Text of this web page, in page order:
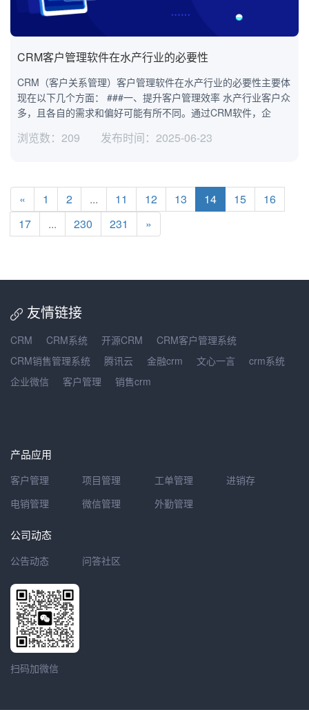
CRM客户管理软件在水产行业的必要性
CRM（客户关系管理）客户管理软件在水产行业的必要性主要体
现在以下几个方面： ###一、提升客户管理效率 水产行业客户众
多，且各自的需求和偏好可能有所不同。通过CRM软件，企
浏览数：209 发布时间：2025-06-23
« 1 2 ... 11 12 13 14 15
16
17
... 230 231 »
友情链接
CRM CRM系统 开源CRM
CRM客户管理系统
CRM销售管理系统
腾讯云 金融crm 文心一言
crm系统
企业微信
客户管理 销售crm
产品应用
客户管理 项目管理 工单管理
进销存
电销管理
微信管理 外勤管理
公司动态
公告动态 问答社区
扫码加微信